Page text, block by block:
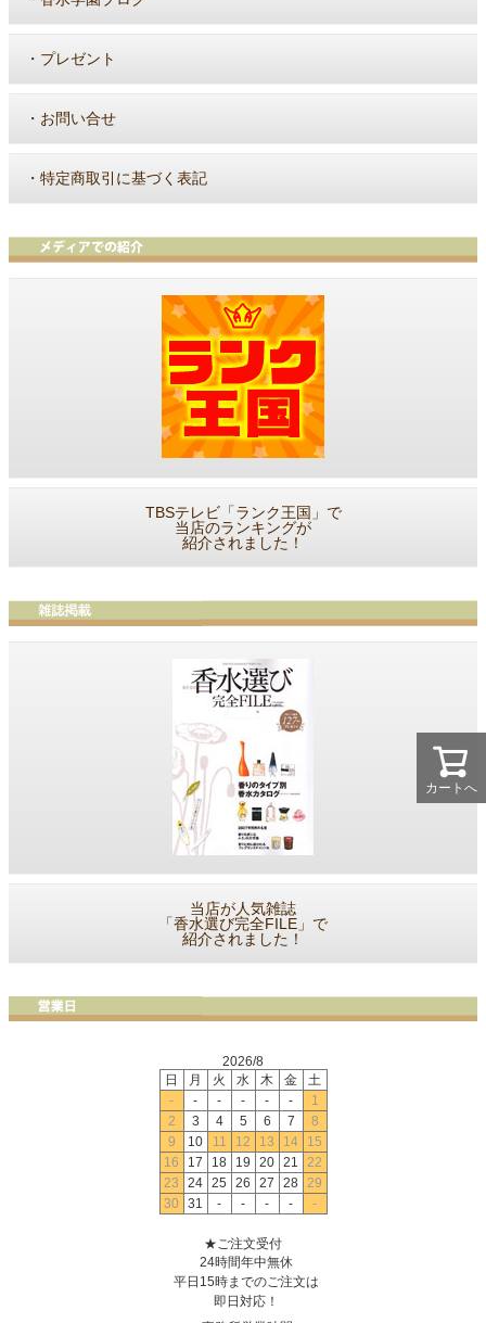
カートへ
・ プレゼント
・ お問い合せ
・ 特定商取引に基づく表記
TBSテレビ「ランク王国」で
当店のランキングが
紹介されました！
当店が人気雑誌
「香水選び完全FILE」で
紹介されました！
2026/8
日
月 火 水 木 金
土
-
- - - - -
1
2
3 4 5 6 7
8
9
10 11 12 13 14
15
16
17 18 19 20 21
22
23
24 25 26 27 28 29
30
31 - - - - -
★ご注文受付
24時間年中無休
平日15時までのご注文は
即日対応！